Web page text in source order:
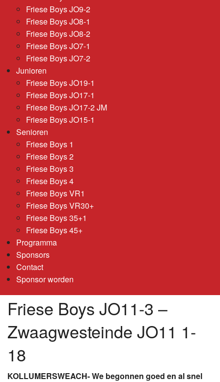
Friese Boys JO9-2
Friese Boys JO8-1
Friese Boys JO8-2
Friese Boys JO7-1
Friese Boys JO7-2
Junioren
Friese Boys JO19-1
Friese Boys JO17-1
Friese Boys JO17-2 JM
Friese Boys JO15-1
Senioren
Friese Boys 1
Friese Boys 2
Friese Boys 3
Friese Boys 4
Friese Boys VR1
Friese Boys VR30+
Friese Boys 35+1
Friese Boys 45+
Programma
Sponsors
Contact
Sponsor worden
Friese Boys JO11-3 –
Zwaagwesteinde JO11 1-
18
KOLLUMERSWEACH- We begonnen goed en al snel